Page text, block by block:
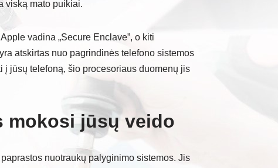
viską mato puikiai.
vadina „Secure Enclave”, o kiti
atskirtas nuo pagrindinės telefono sistemos
jūsų telefoną, šio procesoriaus duomenų jis
mokosi jūsų veido
nuotraukų palyginimo sistemos. Jis